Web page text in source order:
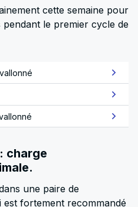
cette semaine pour
le premier cycle de
charge
une paire de
fortement recommandé